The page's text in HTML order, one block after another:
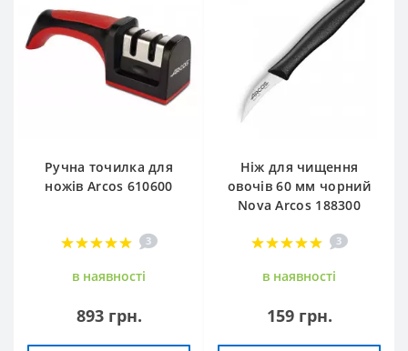
Ручна точилка для
ножів Arcos 610600
3
в наявностi
893 грн.
Ніж для чищення
овочів 60 мм чорний
Nova Arcos 188300
3
в наявностi
159 грн.